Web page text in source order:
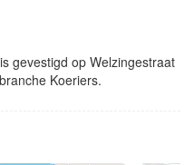
gevestigd op Welzingestraat
Koeriers.